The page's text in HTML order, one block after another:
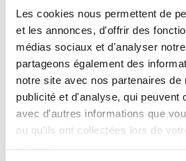
Les cookies nous permettent de
et les annonces, d'offrir des
médias sociaux et d'analyser
partageons également des
notre site avec nos partenaires de
publicité et d'analyse, qui peuvent
avec d'autres informations que
ou qu'ils ont collectées lors de
La perte de contrôle des
données clients entraîne
l’apparition de nouveaux
visent à proposer de
améliorer l’expérience
nouvelles approches de
RTP —Request-to-Pay :